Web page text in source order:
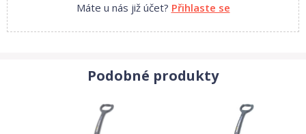
Máte u nás již účet? Přihlaste se
Podobné produkty